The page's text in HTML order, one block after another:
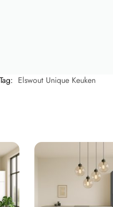
Tag: Elswout Unique Keuken